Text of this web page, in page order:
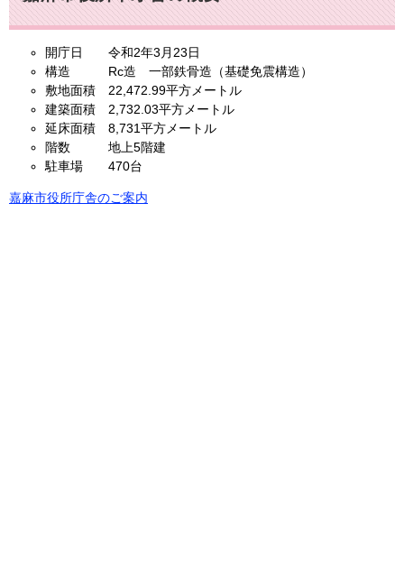
開庁日 令和2年3月23日
構造 Rc造 一部鉄骨造（基礎免震構造）
敷地面積 22,472.99平方メートル
建築面積 2,732.03平方メートル
延床面積 8,731平方メートル
階数 地上5階建
駐車場 470台
嘉麻市役所庁舎のご案内